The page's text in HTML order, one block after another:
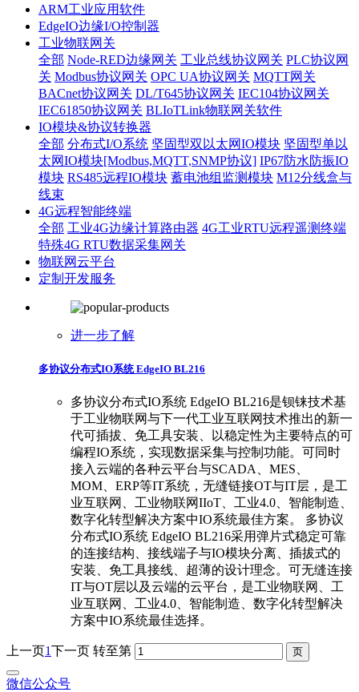
ARM工业应用软件
EdgeIO边缘I/O控制器
工业物联网关
全部 Node-RED边缘网关 工业总线协议网关 PLC协议网
关 Modbus协议网关 OPC UA协议网关 MQTT网关
BACnet协议网关 DL/T645协议网关 IEC104协议网关
IEC61850协议网关 BLIoTLink物联网关软件
IO模块&协议转换器
全部 分布式I/O系统 坚固型双以太网IO模块 坚固型单以
太网IO模块[Modbus,MQTT,SNMP协议] IP67防水防振IO
模块 RS485远程IO模块 蓄电池组监测模块 M12分线盒与
线束
4G远程智能终端
全部 工业4G边缘计算路由器 4G工业RTU远程遥测终端
特殊4G RTU数据采集网关
物联网云平台
定制开发服务
进一步了解
多协议分布式IO系统 EdgeIO BL216
多协议分布式IO系统 EdgeIO BL216是钡铼技术基
于工业物联网与下一代工业互联网技术推出的新一
代可插拔、免工具安装、以稳定性为主要特点的可
编程IO系统，实现数据采集与控制功能。可同时
接入云端的各种云平台与SCADA、MES、
MOM、ERP等IT系统，无缝链接OT与IT层，是工
业互联网、工业物联网IIoT、工业4.0、智能制造、
数字化转型解决方案中IO系统最佳方案。 多协议
分布式IO系统 EdgeIO BL216采用弹片式稳定可靠
的连接结构、接线端子与IO模块分离、插拔式的
安装、免工具接线、超薄的设计理念。可无缝连接
IT与OT层以及云端的云平台，是工业物联网、工
业互联网、工业4.0、智能制造、数字化转型解决
方案中IO系统最佳选择。
上一页1下一页 转至第
微信公众号